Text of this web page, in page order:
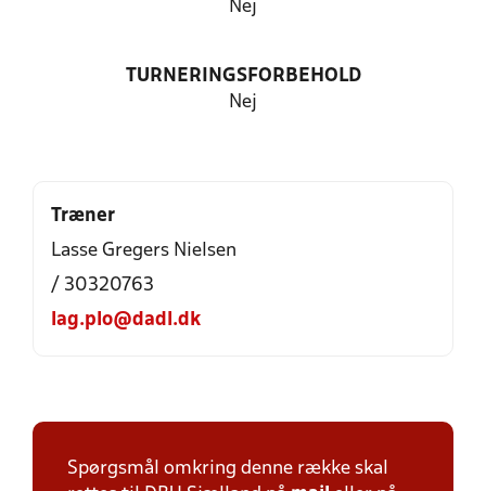
Nej
TURNERINGSFORBEHOLD
Nej
Træner
Lasse Gregers Nielsen
/ 30320763
lag.plo@dadl.dk
Spørgsmål omkring denne række skal